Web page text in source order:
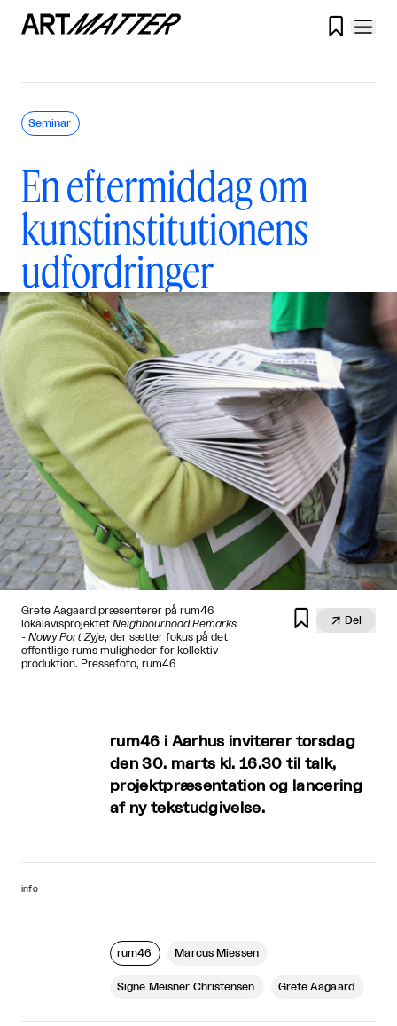

En eftermiddag om
kunstinstitutionens
udfordringer
Seminar
Grete Aagaard præsenterer på rum46
lokalavisprojektet Neighbourhood Remarks
- Nowy Port Zyje, der sætter fokus på det
offentlige rums muligheder for kollektiv
produktion. Pressefoto, rum46
  Del
rum46 i Aarhus inviterer torsdag
den 30. marts kl. 16.30 til talk,
projektpræsentation og lancering
af ny tekstudgivelse.
info
rum46 Marcus Miessen
Signe Meisner Christensen Grete Aagaard